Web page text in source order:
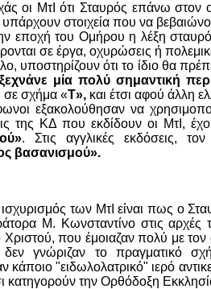
οι ΜτΙ ότι Σταυρός επάνω
στοιχεία που να
εποχή του Ομήρου η λέξη
σε έργα, οχυρώσεις ή
υποστηρίζουν ότι το ίδιο θα
μία πολύ σημαντική
σε σχήμα «Τ», και έτσι αφού άλλη
εξακολούθησαν να
της ΚΔ που εκδίδουν οι ΜτΙ,
. Στις αγγλικές εκδόσεις,
βασανισμού».
των ΜτΙ είναι πως ο
Μ. Κωνσταντίνοστις αρχές
που έμοιαζαν πολύ με
δεν γνώριζαν το πραγματικό
κάποιο "ειδωλολατρικό" ιερό
κατηγορούν την Ορθόδοξη